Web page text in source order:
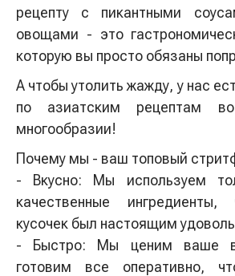
рецепту с пикантными
овощами - это
которую вы просто обязаны
А чтобы утолить жажду, у нас
по азиатским рецептам
многообразии!
Почему мы - ваш топовый
- Вкусно: Мы используем
качественные
кусочек был настоящим
- Быстро: Мы ценим ваше
готовим все оперативно,